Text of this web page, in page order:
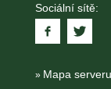
Sociální sítě:
Mapa